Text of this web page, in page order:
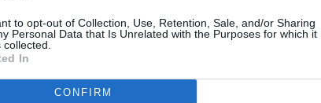
to opt-out of Collection, Use, Retention, Sale, and/or Sharing
Personal Data that Is Unrelated with the Purposes for which it
collected.
In
CONFIRM